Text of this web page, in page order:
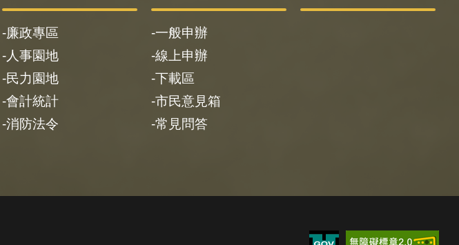
廉政專區
人事園地
民力園地
會計統計
消防法令
一般申辦
線上申辦
下載區
市民意見箱
常見問答